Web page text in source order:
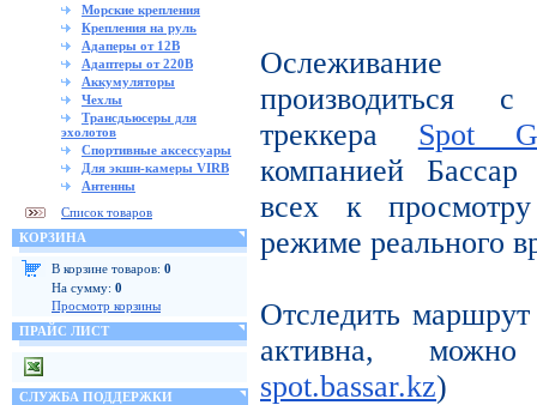
Морские крепления
Крепления на руль
Адаперы от 12В
Адаптеры от 220В
Аккумуляторы
Чехлы
Трансдьюсеры для
эхолотов
Спортивные аксессуары
Для экшн-камеры VIRB
Антенны
Список товаров
КОРЗИНА
В корзине товаров: 0
На сумму: 0
Просмотр корзины
ПРАЙС ЛИСТ
СЛУЖБА ПОДДЕРЖКИ
Ослеживание
производиться
треккера Spot
компанией
всех к
режиме реального
Отследить
активна,
spot.bassar.kz)